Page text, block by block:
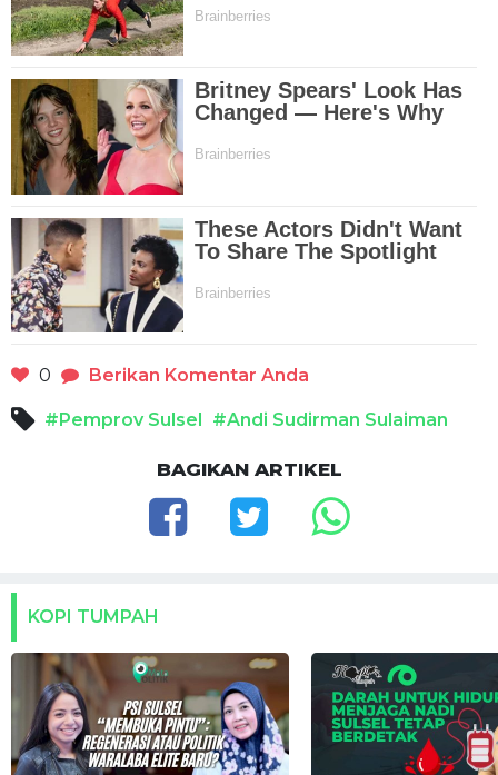
0 Berikan Komentar Anda
#Pemprov Sulsel #Andi Sudirman Sulaiman
BAGIKAN ARTIKEL
KOPI TUMPAH